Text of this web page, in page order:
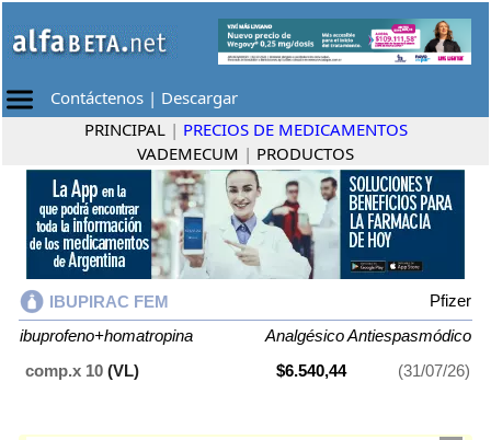
Contáctenos | Descargar
PRINCIPAL | PRECIOS DE MEDICAMENTOS
VADEMECUM | PRODUCTOS
IBUPIRAC FEM
Pfizer
ibuprofeno+homatropina
Analgésico Antiespasmódico
comp.x 10 (VL) $6.540,44 (31/07/26)